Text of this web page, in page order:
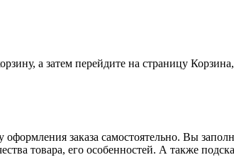
а затем перейдите на страницу
заказа самостоятельно. Вы
товара, его особенностей. А также